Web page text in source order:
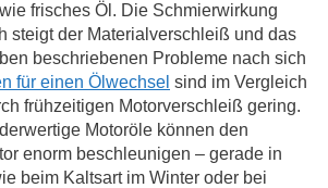
frisches Öl. Die Schmierwirkung
steigt der Materialverschleiß und das
beschriebenen Probleme nach sich
für einen Ölwechsel sind im Vergleich
frühzeitigen Motorverschleiß gering.
Motoröle können den
enorm beschleunigen – gerade in
beim Kaltsart im Winter oder bei